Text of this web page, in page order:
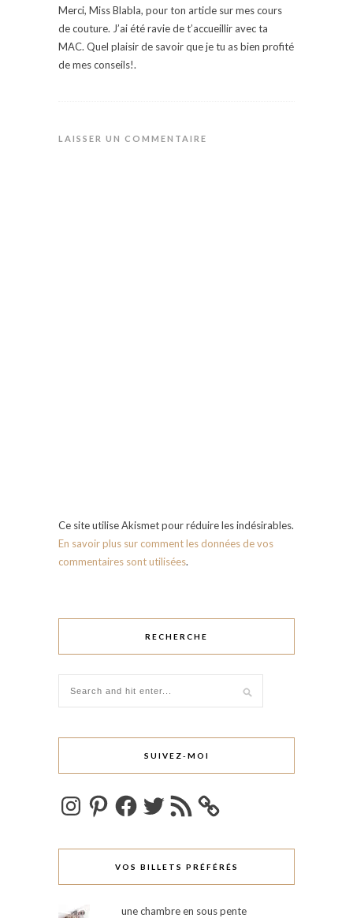
Merci, Miss Blabla, pour ton article sur mes cours
de couture. J’ai été ravie de t’accueillir avec ta
MAC. Quel plaisir de savoir que je tu as bien profité
de mes conseils!.
LAISSER UN COMMENTAIRE
Ce site utilise Akismet pour réduire les indésirables.
En savoir plus sur comment les données de vos
commentaires sont utilisées.
RECHERCHE
SUIVEZ-MOI
InstagramPinterestFacebookTwitterFlux
RSS
VOS BILLETS PRÉFÉRÉS
une chambre en sous pente